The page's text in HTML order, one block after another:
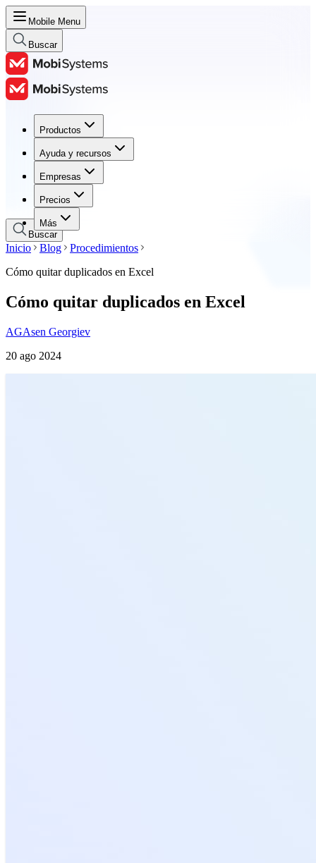
Mobile Menu
Buscar
Productos
Ayuda y recursos
Empresas
Precios
Más
Productos
Ayuda y recursos
Empresas
Precios
Buscar
Inicio Blog
Procedimientos
Cómo quitar duplicados en Excel
Cómo quitar duplicados en Excel
AGAsen Georgiev
20 ago 2024